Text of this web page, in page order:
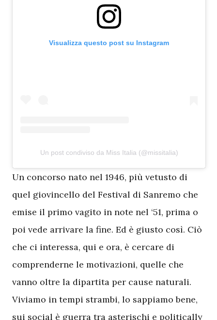
Visualizza questo post su Instagram
Un post condiviso da Miss Italia (@missitalia)
Un concorso nato nel 1946, più vetusto di
quel giovincello del Festival di Sanremo che
emise il primo vagito in note nel ‘51, prima o
poi vede arrivare la fine. Ed è giusto così. Ciò
che ci interessa, qui e ora, è cercare di
comprenderne le motivazioni, quelle che
vanno oltre la dipartita per cause naturali.
Viviamo in tempi strambi, lo sappiamo bene,
sui social è guerra tra asterischi e politically